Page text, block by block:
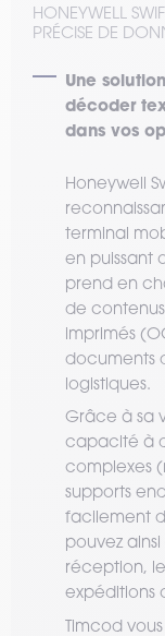
HONEYWELL
PRÉCISE DE
Une
décoder
dans vos
Honeywell
terminal
en puissant
prend en
de
imprimés
documents
logistiques.
Grâce à sa
capacité à
complexes
supports
facilement
pouvez
réception,
expéditions
Timcod